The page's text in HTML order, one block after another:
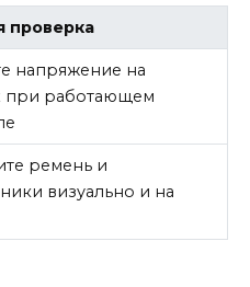
проверка
напряжение на
при работающем
ремень и
визуально и на